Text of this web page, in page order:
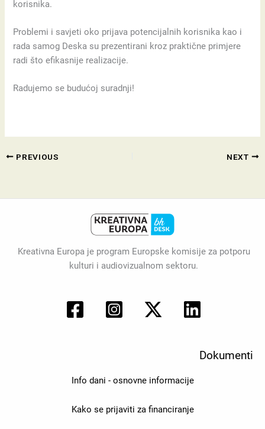
korisnika.
Problemi i savjeti oko prijava potencijalnih korisnika kao i
rada samog Deska su prezentirani kroz praktične primjere
radi što efikasnije realizacije.
Radujemo se budućoj suradnji!
PREVIOUS NEXT
Kreativna Europa je program Europske komisije za potporu
kulturi i audiovizualnom sektoru.
Dokumenti
Info dani - osnovne informacije
Kako se prijaviti za financiranje